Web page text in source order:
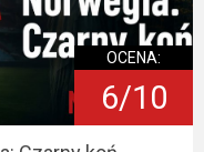
OCENA:
6/10